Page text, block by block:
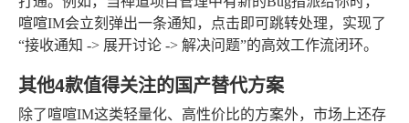
喧喧IM会立刻弹出一条通知，点击即可跳转处理，实现了
“接收通知 -> 展开讨论 -> 解决问题”的高效工作流闭环。
其他4款值得关注的国产替代方案
除了喧喧IM这类轻量化、高性价比的方案外，市场上还存